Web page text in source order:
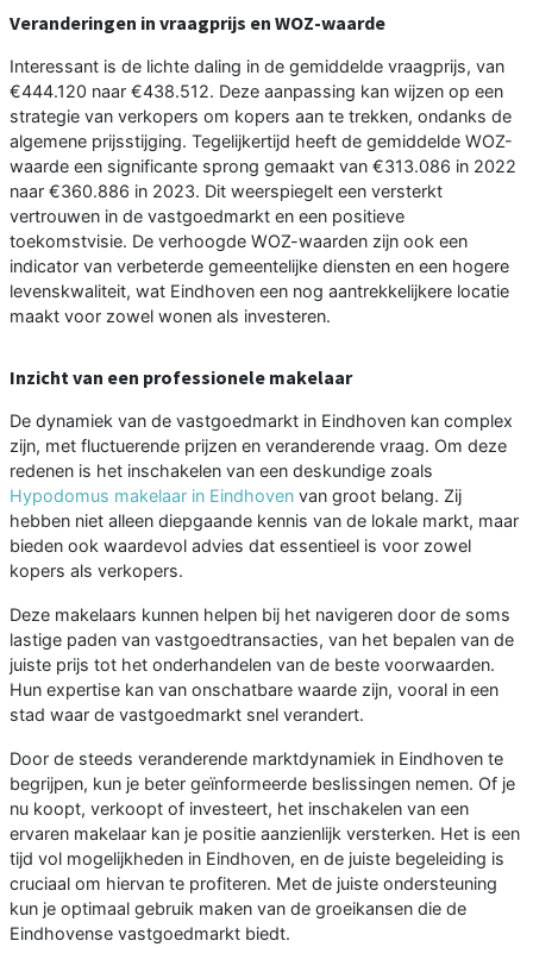
Veranderingen in vraagprijs en WOZ-waarde
Interessant is de lichte daling in de gemiddelde vraagprijs, van
€444.120 naar €438.512. Deze aanpassing kan wijzen op een
strategie van verkopers om kopers aan te trekken, ondanks de
algemene prijsstijging. Tegelijkertijd heeft de gemiddelde WOZ-
waarde een significante sprong gemaakt van €313.086 in 2022
naar €360.886 in 2023. Dit weerspiegelt een versterkt
vertrouwen in de vastgoedmarkt en een positieve
toekomstvisie. De verhoogde WOZ-waarden zijn ook een
indicator van verbeterde gemeentelijke diensten en een hogere
levenskwaliteit, wat Eindhoven een nog aantrekkelijkere locatie
maakt voor zowel wonen als investeren.
Inzicht van een professionele makelaar
De dynamiek van de vastgoedmarkt in Eindhoven kan complex
zijn, met fluctuerende prijzen en veranderende vraag. Om deze
redenen is het inschakelen van een deskundige zoals
Hypodomus makelaar in Eindhoven van groot belang. Zij
hebben niet alleen diepgaande kennis van de lokale markt, maar
bieden ook waardevol advies dat essentieel is voor zowel
kopers als verkopers.
Deze makelaars kunnen helpen bij het navigeren door de soms
lastige paden van vastgoedtransacties, van het bepalen van de
juiste prijs tot het onderhandelen van de beste voorwaarden.
Hun expertise kan van onschatbare waarde zijn, vooral in een
stad waar de vastgoedmarkt snel verandert.
Door de steeds veranderende marktdynamiek in Eindhoven te
begrijpen, kun je beter geïnformeerde beslissingen nemen. Of je
nu koopt, verkoopt of investeert, het inschakelen van een
ervaren makelaar kan je positie aanzienlijk versterken. Het is een
tijd vol mogelijkheden in Eindhoven, en de juiste begeleiding is
cruciaal om hiervan te profiteren. Met de juiste ondersteuning
kun je optimaal gebruik maken van de groeikansen die de
Eindhovense vastgoedmarkt biedt.